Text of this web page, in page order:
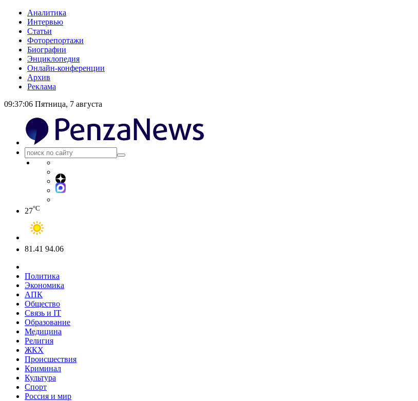
Аналитика
Интервью
Статьи
Фоторепортажи
Биографии
Энциклопедия
Онлайн-конференции
Архив
Реклама
09:37:07 Пятница, 7 августа
27°C
81.41 94.06
Политика
Экономика
АПК
Общество
Связь и IT
Образование
Медицина
Религия
ЖКХ
Происшествия
Криминал
Культура
Спорт
Россия и мир